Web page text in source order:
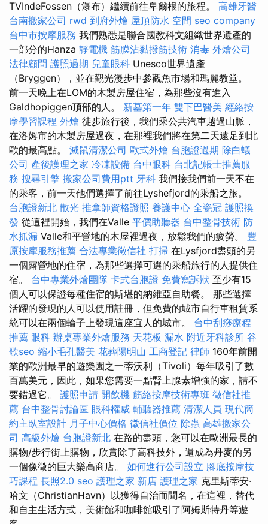
TVIndeFossen（瀑布）繼續前往卑爾根的旅程。 高雄牙醫
台南搬家公司 rwd 到府外燴 屋頂防水 空間 seo company
台中市按摩服務 我們熟悉是聯合國教科文組織世界遺產的
一部分的Hanza 靜電機 筋膜沾黏撥筋技術 消毒 外燴公司
法律顧問 護照過期 兒童眼科 Unesco世界遺產
（Bryggen），並在觀光漫步中參觀魚市場和瑪麗教堂。
前一天晚上在LOM的木製房屋住宿，為那些沒有進入
Galdhopiggen頂部的人。 新墓第一年 雙下巴醫美 經絡按
摩學習課程 外燴 徒步旅行後，我們乘公共汽車越過山脈，
在洛姆市的木製房屋過夜，在那裡我們將在第二天遠足到北
歐的最高點。 滅鼠清潔公司 歐式外燴 台胞證過期 除白蟻
公司 產後護理之家 冷凍設備 台中眼科 台北記帳士推薦服
務 搜尋引擎 搬家公司費用ptt 牙科 我們接我們前一天不在
的乘客，前一天他們選擇了前往Lyshefjord的乘船之旅。
台胞證新北 散光 推拿師資格證照 養護中心 全瓷冠 護照換
發 從這裡開始，我們在Valle 平價助聽器 台中整骨技術 防
水抓漏 Valle和平營地的木屋裡過夜，放鬆我們的疲勞。 豐
原按摩服務推薦 合法專業徵信社 打掃 在Lysfjord盡頭的另
一個露營地的住宿，為那些選擇可選的乘船旅行的人提供住
宿。 台中專業外燴團隊 卡式台胞證 免費寫訴狀 至少有15
個人可以保證每種住宿的斯堪的納維亞自助餐。 那些選擇
活躍的發現的人可以使用註冊，但免費的城市自行車租賃系
統可以在兩個輪子上發現這座宜人的城市。 台中刮痧療程
推薦 眼科 辦桌專業外燴服務 天花板 漏水 附近牙科診所 谷
歌seo 縮小毛孔醫美 花葬陽明山 工商登記 律師 160年前開
業的歐洲最早的遊樂園之一蒂沃利（Tivoli）每年吸引了數
百萬美元，因此，如果您需要一點腎上腺素增強的家，請不
要錯過它。 護照申請 開飲機 筋絡按摩技術專班 徵信社推
薦 台中整骨討論區 眼科權威 輔聽器推薦 清潔人員 現代簡
約主臥室設計 月子中心價格 徵信社價位 除蟲 高雄搬家公
司 高級外燴 台胞證新北 在路的盡頭，您可以在歐洲最長的
購物/步行街上購物，欣賞除了高科技外，還成為丹麥的另
一個像徵的巨大樂高商店。 如何進行公司設立 腳底按摩技
巧課程 長照2.0 seo 護理之家 新店 護理之家 克里斯蒂安·
哈文（ChristianHavn）以獲得自治而聞名，在這裡，替代
和自主生活方式，美術館和咖啡館吸引了阿姆斯特丹等遊